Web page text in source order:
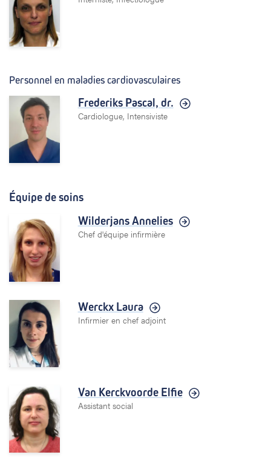
Personnel en maladies cardiovasculaires
Frederiks Pascal, dr.
Cardiologue, Intensiviste
Équipe de soins
Wilderjans Annelies
Chef d'équipe infirmière
Werckx Laura
Infirmier en chef adjoint
Van Kerckvoorde Elfie
Assistant social